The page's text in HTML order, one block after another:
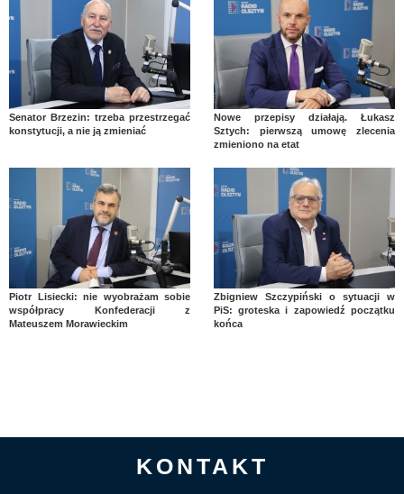
Senator Brzezin: trzeba przestrzegać
konstytucji, a nie ją zmieniać
Nowe przepisy działają. Łukasz
Sztych: pierwszą umowę zlecenia
zmieniono na etat
Piotr Lisiecki: nie wyobrażam sobie
współpracy Konfederacji z
Mateuszem Morawieckim
Zbigniew Szczypiński o sytuacji w
PiS: groteska i zapowiedź początku
końca
KONTAKT